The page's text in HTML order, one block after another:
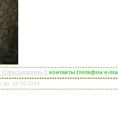
E контакты (телефон e-
до: 19.09.2014